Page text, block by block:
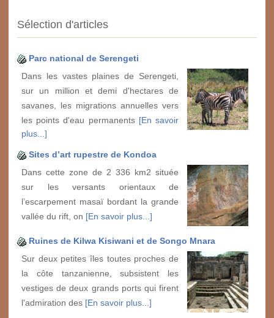
Sélection d'articles
Parc national de Serengeti
Dans les vastes plaines de Serengeti,
sur un million et demi d'hectares de
savanes, les migrations annuelles vers
les points d'eau permanents [En savoir
plus...]
Sites d’art rupestre de Kondoa
Dans cette zone de 2 336 km2 située
sur les versants orientaux de
l’escarpement masaï bordant la grande
vallée du rift, on [En savoir plus...]
Ruines de Kilwa Kisiwani et de Songo Mnara
Sur deux petites îles toutes proches de
la côte tanzanienne, subsistent les
vestiges de deux grands ports qui firent
l'admiration des [En savoir plus...]